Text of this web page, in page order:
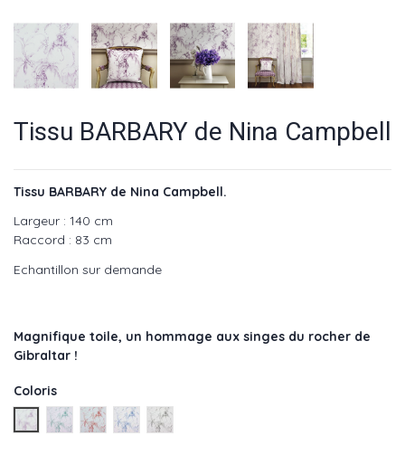
Tissu BARBARY de Nina Campbell
Tissu BARBARY de Nina Campbell.
Largeur : 140 cm
Raccord : 83 cm
Echantillon sur demande
Magnifique toile, un hommage aux singes du rocher de
Gibraltar !
Coloris
Rose - réf : NCF4193-01
Vert - réf : NCF4193-02
Rouge - réf : NCF4193-04
Bleu - réf : NCF4193-03
Nb - réf : NCF4193-05